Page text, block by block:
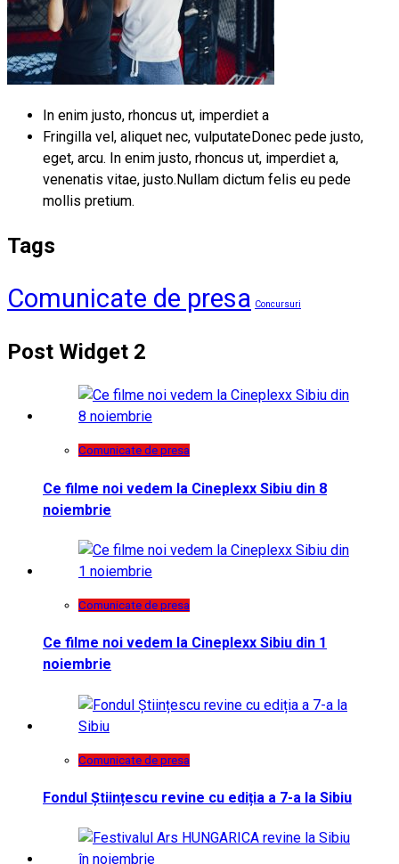
In enim justo, rhoncus ut, imperdiet a
Fringilla vel, aliquet nec, vulputateDonec pede justo,
eget, arcu. In enim justo, rhoncus ut, imperdiet a,
venenatis vitae, justo.Nullam dictum felis eu pede
mollis pretium.
Tags
Comunicate de presa Concursuri
Post Widget 2
Comunicate de presa
Ce filme noi vedem la Cineplexx Sibiu din 8
noiembrie
Comunicate de presa
Ce filme noi vedem la Cineplexx Sibiu din 1
noiembrie
Comunicate de presa
Fondul Științescu revine cu ediția a 7-a la Sibiu